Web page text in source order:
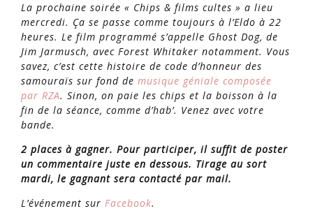
La prochaine soirée « Chips & films cultes » a lieu
mercredi. Ça se passe comme toujours à l’Eldo à 22
heures. Le film programmé s’appelle Ghost Dog, de
Jim Jarmusch, avec Forest Whitaker notamment. Vous
savez, c’est cette histoire de code d’honneur des
samouraïs sur fond de musique géniale composée
par RZA. Sinon, on paie les chips et la boisson à la
fin de la séance, comme d’hab’. Venez avec votre
bande.
2 places à gagner. Pour participer, il suffit de poster
un commentaire juste en dessous. Tirage au sort
mardi, le gagnant sera contacté par mail.
L’événement sur Facebook.